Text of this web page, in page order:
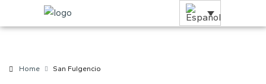
Home San Fulgencio